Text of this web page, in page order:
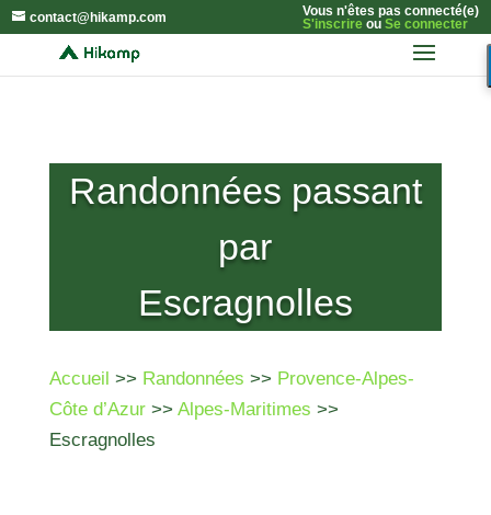
contact@hikamp.com
Vous n'êtes pas connecté(e)
S'inscrireou Se connecter
Randonnées passant
par
Escragnolles
Accueil >> Randonnées >> Provence-Alpes-
Côte d’Azur>> Alpes-Maritimes >>
Escragnolles